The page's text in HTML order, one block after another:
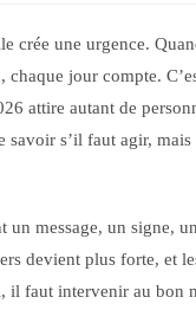
crée une urgence.
jour compte.
attire autant de
s’il faut agir,
message, un signe,
devient plus forte, et
faut intervenir au bon